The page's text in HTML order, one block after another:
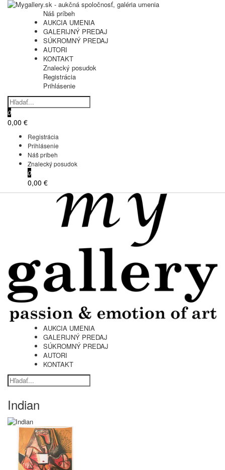
Náš príbeh
AUKCIA UMENIA
GALERIJNÝ PREDAJ
SÚKROMNÝ PREDAJ
AUTORI
KONTAKT
Znalecký posudok
Registrácia
Prihlásenie
0
0,00 €
Registrácia
Prihlásenie
Náš príbeh
Znalecký posudok
0
0,00 €
AUKCIA UMENIA
GALERIJNÝ PREDAJ
SÚKROMNÝ PREDAJ
AUTORI
KONTAKT
Indian